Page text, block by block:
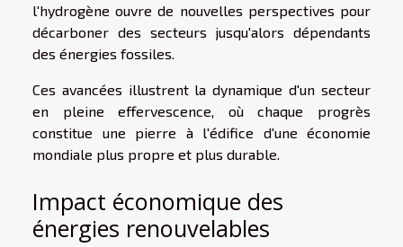
l'hydrogène ouvre de nouvelles perspectives pour
décarboner des secteurs jusqu'alors dépendants
des énergies fossiles.
Ces avancées illustrent la dynamique d'un secteur
en pleine effervescence, où chaque progrès
constitue une pierre à l'édifice d'une économie
mondiale plus propre et plus durable.
Impact économique des
énergies renouvelables